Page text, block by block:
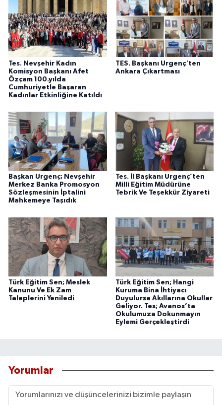
Tes. Nevşehir Kadın
Komisyon Başkanı Afet
Özçam 100.yılda
Cumhuriyetle Başaran
Kadınlar Etkinliğine Katıldı
TES. Başkanı Urgenç'ten
Ankara Çıkartması
Başkan Urgenç; Nevşehir
Merkez Banka Promosyon
Sözleşmesinin İptalini
Mahkemeye Taşıdık
Tes. İl Başkanı Urgenç’ten
Milli Eğitim Müdürüne
Tebrik Ve Teşekkür Ziyareti
Türk Eğitim Sen; Meslek
Kanunu Ve Ek Zam
Taleplerini Yeniledi
Türk Eğitim Sen; Hangi
Kuruma Bina İhtiyacı
Duyulursa Akıllarına Okullar
Geliyor. Tes; Avanos’ta
Okulumuza Dokunmayın
Eylemi Gerçekleştirdi
Yorumlar